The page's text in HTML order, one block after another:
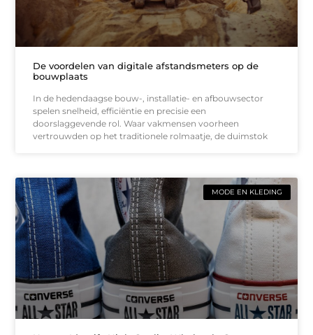
De voordelen van digitale afstandsmeters op de
bouwplaats
In de hedendaagse bouw-, installatie- en afbouwsector
spelen snelheid, efficiëntie en precisie een
doorslaggevende rol. Waar vakmensen voorheen
vertrouwden op het traditionele rolmaatje, de duimstok
MODE EN KLEDING